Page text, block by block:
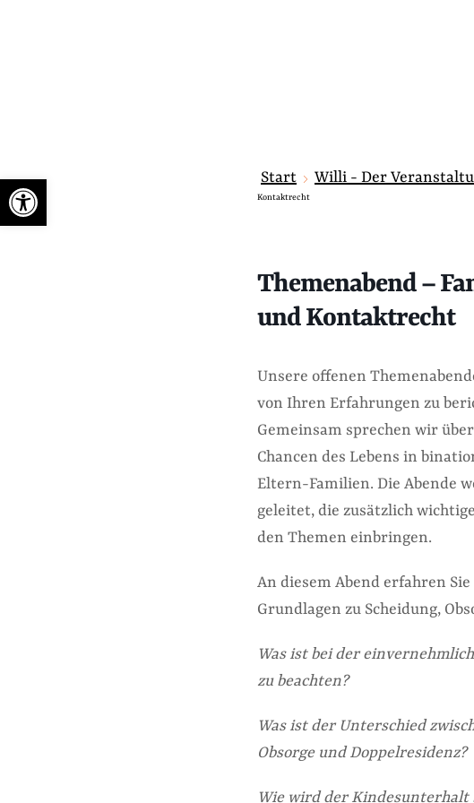
Werkzeugleiste öffnen Start Willi - Der
Kontaktrecht
Themenabend –
und Kontaktrecht
Unsere offenen
von Ihren Erfahrungen zu
Gemeinsam sprechen wir
Chancen des Lebens in
Eltern-Familien. Die Abende
geleitet, die zusätzlich
den Themen einbringen.
An diesem Abend erfahren
Grundlagen zu Scheidung,
Was ist bei der
zu beachten?
Was ist der Unterschied
Obsorge und Doppelresidenz?
Wie wird der Kindesunterhalt